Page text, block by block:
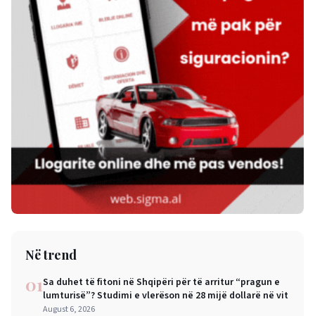
Në trend
01Sa duhet të fitoni në Shqipëri për të arritur “pragun e
lumturisë”? Studimi e vlerëson në 28 mijë dollarë në vit
August 6, 2026